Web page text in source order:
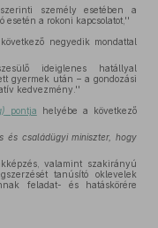
személy esetében a
esetén a rokoni kapcsolatot,''
negyedik mondattal
ideiglenes hatállyal
gyermek után – a gondozási
kedvezmény.''
pontja helyébe a következő
és családügyi miniszter, hogy
valamint szakirányú
tanúsító oklevelek
feladat- és hatáskörére